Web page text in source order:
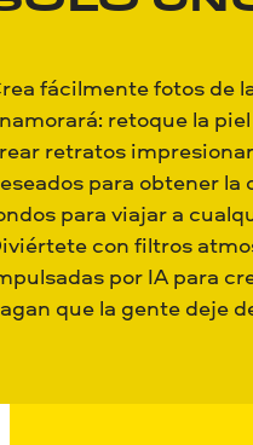
fácilmente fotos de
retoque la
retratos
para obtener
para viajar a
con filtros
por IA para
que la gente deje